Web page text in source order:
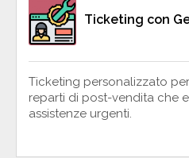
Ticketing con
Ticketing personalizzato
reparti di post-vendita che
assistenze urgenti.